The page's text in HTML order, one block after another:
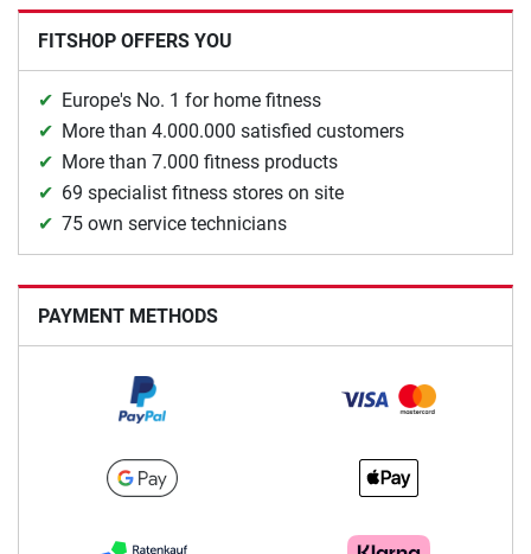
FITSHOP OFFERS YOU
Europe's No. 1 for home fitness
More than 4.000.000 satisfied customers
More than 7.000 fitness products
69 specialist fitness stores on site
75 own service technicians
PAYMENT METHODS